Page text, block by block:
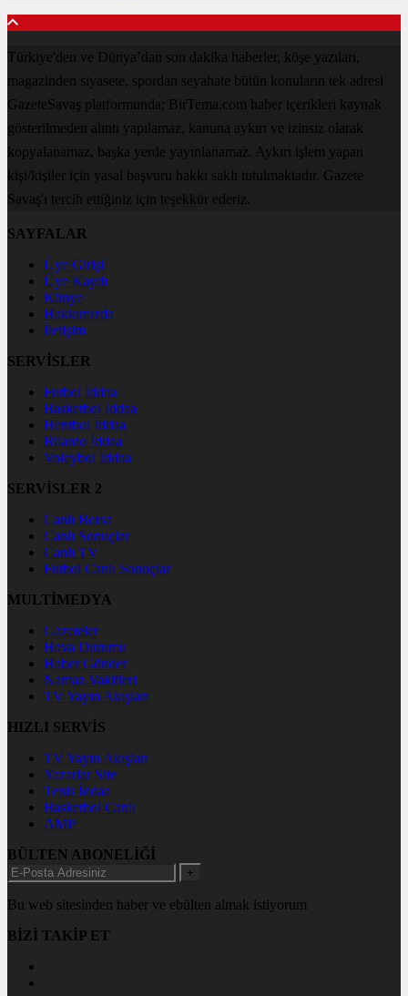
Türkiye'den ve Dünya’dan son dakika haberler, köşe yazıları,
magazinden siyasete, spordan seyahate bütün konuların tek adresi
GazeteSavaş platformunda; BirTema.com haber içerikleri kaynak
gösterilmeden alıntı yapılamaz, kanuna aykırı ve izinsiz olarak
kopyalanamaz, başka yerde yayınlanamaz. Aykırı işlem yapan
kişi/kişiler için yasal başvuru hakkı saklı tutulmaktadır. Gazete
Savaş'ı tercih ettiğiniz için teşekkür ederiz.
SAYFALAR
Üye Girişi
Üye Kaydı
Künye
Hakkımızda
İletişim
SERVİSLER
Futbol İddaa
Basketbol İddaa
Hentbol İddaa
Bilardo İddaa
Voleybol İddaa
SERVİSLER 2
Canlı Borsa
Canlı Sonuçlar
Canlı TV
Futbol Canlı Sonuçlar
MULTİMEDYA
Gazeteler
Hava Durumu
Haber Gönder
Namaz Vakitleri
TV Yayın Akışları
HIZLI SERVİS
TV Yayın Akışları
Yazarlar Site
Tenis İddaa
Basketbol Canlı
AMP
BÜLTEN ABONELİĞİ
+
Bu web sitesinden haber ve ebülten almak istiyorum
BİZİ TAKİP ET